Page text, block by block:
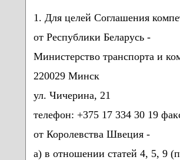
1. Для целей Соглашения
от Республики Беларусь -
Министерство транспорта и
220029 Минск
ул. Чичерина, 21
телефон: +375 17 334 30 19
от Королевства Швеция -
а) в отношении статей 4, 5, 9